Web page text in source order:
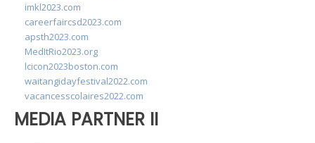
imkl2023.com
careerfaircsd2023.com
apsth2023.com
MedItRio2023.org
lcicon2023boston.com
waitangidayfestival2022.com
vacancesscolaires2022.com
MEDIA PARTNER II